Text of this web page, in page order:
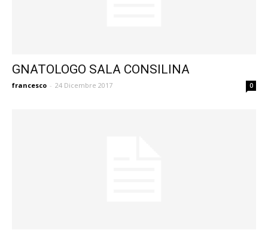
GNATOLOGO SALA CONSILINA
francesco - 24 Dicembre 2017 0